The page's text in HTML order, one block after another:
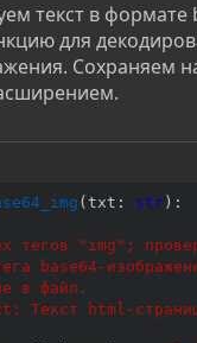
текст в формате
для
Сохраняем
( txt : str ) :
тегов "img";
base64-
в файл.
Текст html-